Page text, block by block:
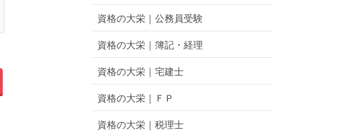
資格の大栄｜公務員受験
資格の大栄｜簿記・経理
資格の大栄｜宅建士
資格の大栄｜ＦＰ
資格の大栄｜税理士